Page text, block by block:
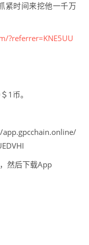
紧时间来挖他一千万
?referrer=KNE5UU
1币。
然后下载App